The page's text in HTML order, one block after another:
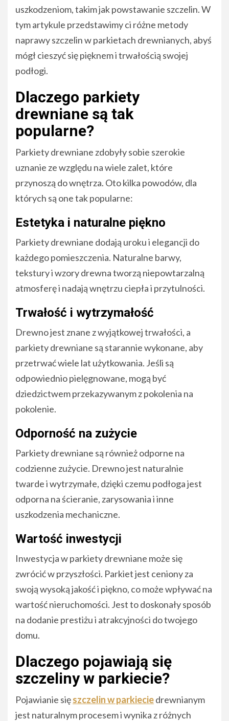
uszkodzeniom, takim jak powstawanie szczelin. W
tym artykule przedstawimy ci różne metody
naprawy szczelin w parkietach drewnianych, abyś
mógł cieszyć się pięknem i trwałością swojej
podłogi.
Dlaczego parkiety
drewniane są tak
popularne?
Parkiety drewniane zdobyły sobie szerokie
uznanie ze względu na wiele zalet, które
przynoszą do wnętrza. Oto kilka powodów, dla
których są one tak popularne:
Estetyka i naturalne piękno
Parkiety drewniane dodają uroku i elegancji do
każdego pomieszczenia. Naturalne barwy,
tekstury i wzory drewna tworzą niepowtarzalną
atmosferę i nadają wnętrzu ciepła i przytulności.
Trwałość i wytrzymałość
Drewno jest znane z wyjątkowej trwałości, a
parkiety drewniane są starannie wykonane, aby
przetrwać wiele lat użytkowania. Jeśli są
odpowiednio pielęgnowane, mogą być
dziedzictwem przekazywanym z pokolenia na
pokolenie.
Odporność na zużycie
Parkiety drewniane są również odporne na
codzienne zużycie. Drewno jest naturalnie
twarde i wytrzymałe, dzięki czemu podłoga jest
odporna na ścieranie, zarysowania i inne
uszkodzenia mechaniczne.
Wartość inwestycji
Inwestycja w parkiety drewniane może się
zwrócić w przyszłości. Parkiet jest ceniony za
swoją wysoką jakość i piękno, co może wpływać na
wartość nieruchomości. Jest to doskonały sposób
na dodanie prestiżu i atrakcyjności do twojego
domu.
Dlaczego pojawiają się
szczeliny w parkiecie?
Pojawianie sięszczelin w parkieciedrewnianym
jest naturalnym procesem i wynika z różnych